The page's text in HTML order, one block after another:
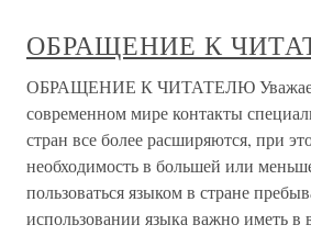
ОБРАЩЕНИЕ К
ОБРАЩЕНИЕ К ЧИТАТЕЛЮ
современном мире контакты
стран все более расширяются, при
необходимость в большей или
пользоваться языком в стране
использовании языка важно иметь в